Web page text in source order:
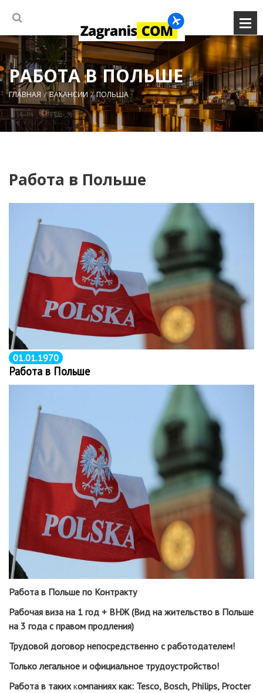
РАБОТА В ПОЛЬШЕ
ГЛАВНАЯ ВАКАНСИИ ПОЛЬША
Работа в Польше
01.01.1970
Работа в Польше
Работа в Польше по Контракту
Рабочая виза на 1 год + ВНЖ (Вид на жительство в Польше
на 3 года с правом продления)
Трудовой договор непосредственно с работодателем!
Только легальное и официальное трудоустройство!
Работа в такихкомпаниях как: Tesco, Bosch, Philips, Procter